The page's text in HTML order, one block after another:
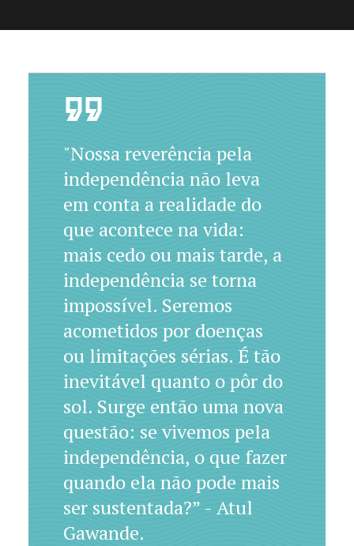
"Nossa reverência pela
independência não leva
em conta a realidade do
que acontece na vida:
mais cedo ou mais tarde, a
independência se torna
impossível. Seremos
acometidos por doenças
ou limitações sérias. É tão
inevitável quanto o pôr do
sol. Surge então uma nova
questão: se vivemos pela
independência, o que fazer
quando ela não pode mais
ser sustentada?” - Atul
Gawande.